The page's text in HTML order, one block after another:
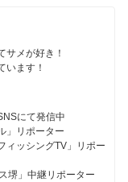
サメが好き！
います！
にて発信中
」リポーター
ィッシングTV」リポー
堺」中継リポーター